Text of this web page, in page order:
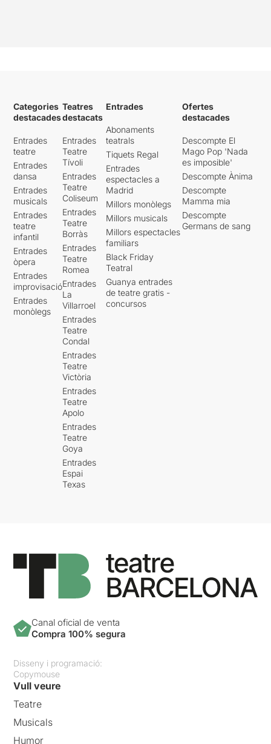
Categories
destacades
Entrades
teatre
Entrades
dansa
Entrades
musicals
Entrades
teatre
infantil
Entrades
òpera
Entrades
improvisació
Entrades
monòlegs
Teatres
destacats
Entrades
Teatre
Tívoli
Entrades
Teatre
Coliseum
Entrades
Teatre
Borràs
Entrades
Teatre
Romea
Entrades
La
Villarroel
Entrades
Teatre
Condal
Entrades
Teatre
Victòria
Entrades
Teatre
Apolo
Entrades
Teatre
Goya
Entrades
Espai
Texas
Entrades
Abonaments
teatrals
Tiquets Regal
Entrades
espectacles a
Madrid
Millors monòlegs
Millors musicals
Millors espectacles
familiars
Black Friday
Teatral
Guanya entrades
de teatre gratis -
concursos
Ofertes
destacades
Descompte El
Mago Pop 'Nada
es imposible'
Descompte Ànima
Descompte
Mamma mia
Descompte
Germans de sang
Canal oficial de venta
Compra 100% segura
Disseny i programació:
Copymouse
Vull veure
Teatre
Musicals
Humor